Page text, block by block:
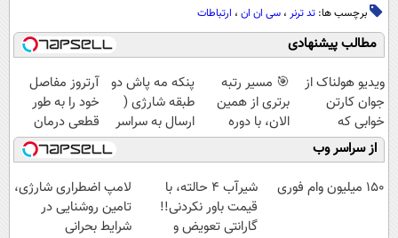
برچسب ها: تد ترنر ، سی ان ان ، ارتباطات
مطالب پیشنهادی
ویدیو هولناک از
جوان کارتن
خوابی که
میلیاردر شد.
آموزش رایگان
🎯 مسیر رتبه
برتری از همین
الان، با دوره
رایگان ماز شروع
میشه!
پنکه مه پاش دو
طبقه شارژی (
ارسال به سراسر
کشور)
آرتروز مفاصل
خود را به طور
قطعی درمان
کنید!
◗پرسش‌نامه◖
از سراسر وب
150 میلیون وام فوری
شیر‌آب ۴ حالته، با
قیمت باور نکردنی!!
گارانتی تعویض و
لامپ اضطراری شارژی،
تامین روشنایی در
شرایط بحرانی